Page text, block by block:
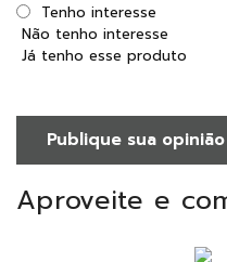
Tenho interesse
Não tenho interesse
Já tenho esse produto
Publique sua opinião
Aproveite e